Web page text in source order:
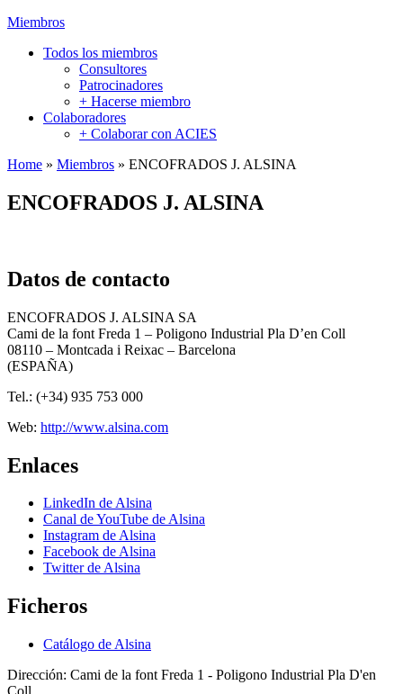
Miembros
Todos los miembros
Consultores
Patrocinadores
+ Hacerse miembro
Colaboradores
+ Colaborar con ACIES
Home » Miembros » ENCOFRADOS J. ALSINA
ENCOFRADOS J. ALSINA
Datos de contacto
ENCOFRADOS J. ALSINA SA
Cami de la font Freda 1 – Poligono Industrial Pla D’en Coll
08110 – Montcada i Reixac – Barcelona
(ESPAÑA)
Tel.: (+34) 935 753 000
Web: http://www.alsina.com
Enlaces
LinkedIn de Alsina
Canal de YouTube de Alsina
Instagram de Alsina
Facebook de Alsina
Twitter de Alsina
Ficheros
Catálogo de Alsina
Dirección: Cami de la font Freda 1 - Poligono Industrial Pla D'en